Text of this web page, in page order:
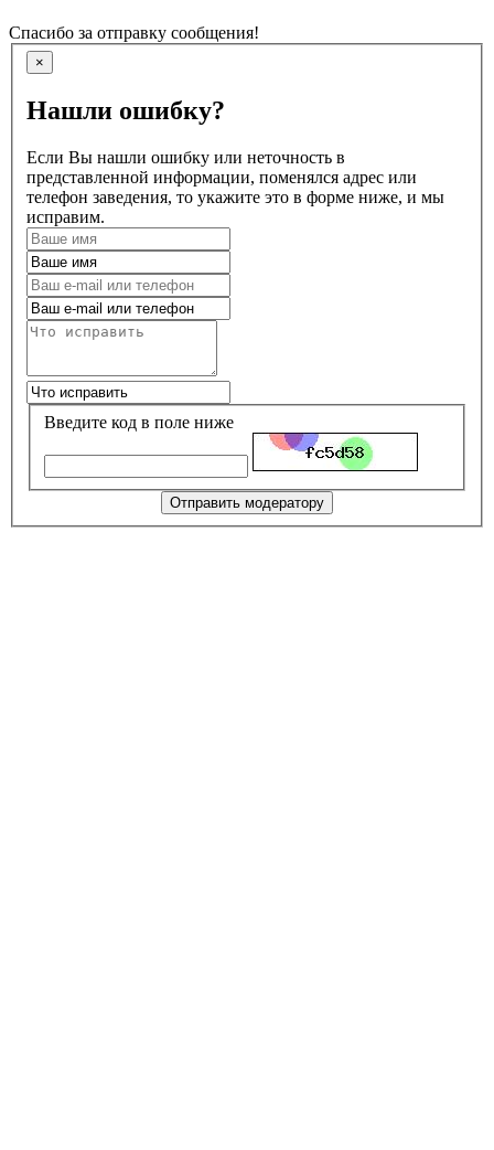
Спасибо за отправку сообщения!
×
Нашли ошибку?
Если Вы нашли ошибку или неточность в
представленной информации, поменялся адрес или
телефон заведения, то укажите это в форме ниже, и мы
исправим.
Введите код в поле ниже
Отправить модератору